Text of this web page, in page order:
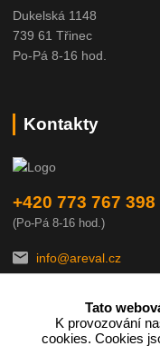
Dukelská 1148
739 61 Třinec
Po-Pá 8-16 hod.
Kontakty
+420 773 767 398
(Po-Pá 8-16 hod.)
info@areval.cz
Tato
K provozování
cookies. Cookies